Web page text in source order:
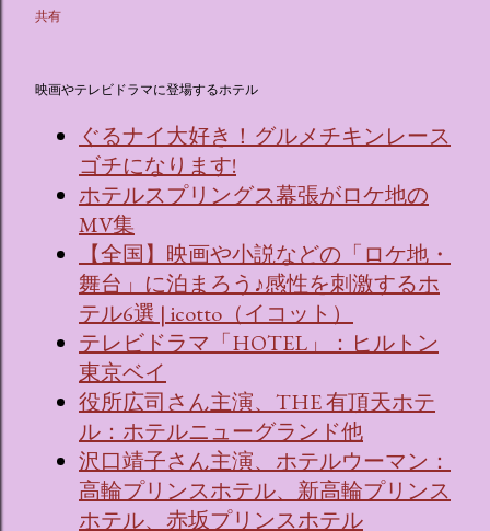
共有
映画やテレビドラマに登場するホテル
ぐるナイ大好き！グルメチキンレース
ゴチになります!
ホテルスプリングス幕張がロケ地の
MV集
【全国】映画や小説などの「ロケ地・
舞台」に泊まろう♪感性を刺激するホ
テル6選 | icotto（イコット）
テレビドラマ「HOTEL」：ヒルトン
東京ベイ
役所広司さん主演、THE 有頂天ホテ
ル：ホテルニューグランド他
沢口靖子さん主演、ホテルウーマン：
高輪プリンスホテル、新高輪プリンス
ホテル、赤坂プリンスホテル